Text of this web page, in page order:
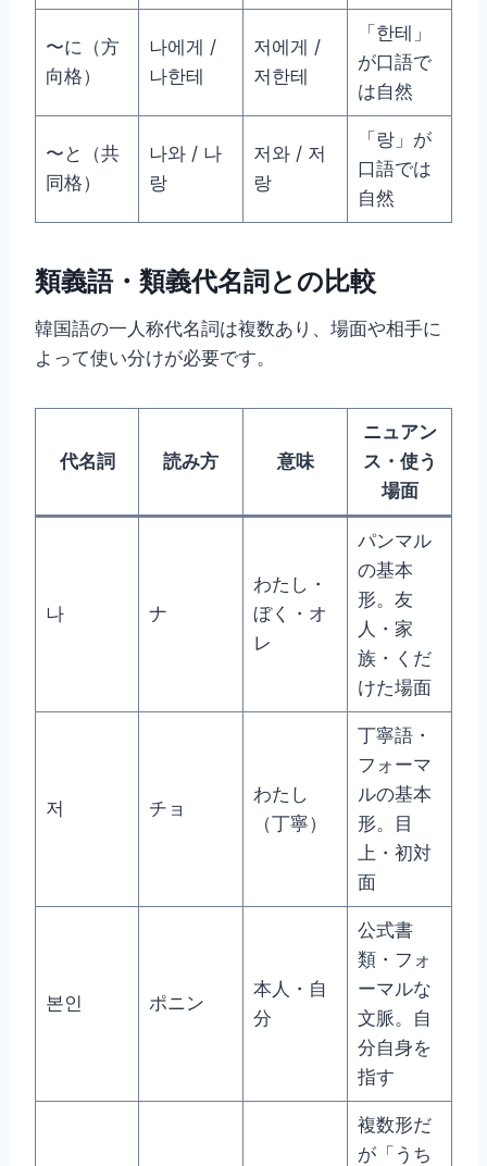
〜に（方
向格）
나에게 /
나한테
저에게 /
저한테
「한테」
が口語で
は自然
〜と（共
同格）
나와 / 나
랑
저와 / 저
랑
「랑」が
口語では
自然
類義語・類義代名詞との比較
韓国語の一人称代名詞は複数あり、場面や相手に
よって使い分けが必要です。
代名詞 読み方 意味
ニュアン
ス・使う
場面
나 ナ
わたし・
ぼく・オ
レ
パンマル
の基本
形。友
人・家
族・くだ
けた場面
저 チョ
わたし
（丁寧）
丁寧語・
フォーマ
ルの基本
形。目
上・初対
面
본인 ポニン
本人・自
分
公式書
類・フォ
ーマルな
文脈。自
分自身を
指す
複数形だ
が「うち